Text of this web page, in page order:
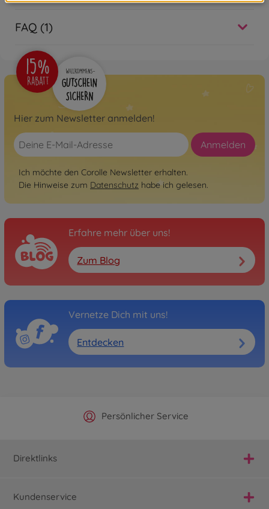
FAQ (1)
Hier zum Newsletter anmelden!
Anmelden
Ich möchte den Corolle Newsletter erhalten.
Die Hinweise zum Datenschutz habe ich gelesen.
Erfahre mehr über uns!
Zum Blog
Vernetze Dich mit uns!
Entdecken
Offizieller Hersteller Shop
Persönlicher Service
Versandkostenfrei ab 25€
Schnelle Lieferung
Direktlinks
Kundenservice